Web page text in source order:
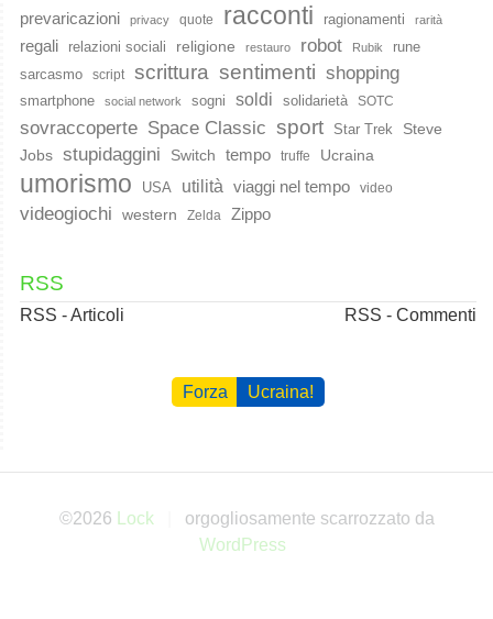
prevaricazioni privacy quote racconti ragionamenti rarità
regali relazioni sociali religione restauro robot Rubik
rune
sarcasmo
script scrittura sentimenti shopping
smartphone social network sogni soldi solidarietà SOTC
sovraccoperte Space Classic sport Star Trek
Steve
Jobs stupidaggini Switch tempo truffe Ucraina
umorismo USA utilità viaggi nel tempo video
videogiochi western Zelda Zippo
RSS
RSS - Articoli RSS - Commenti
Forza Ucraina!
©2026 Lock
orgogliosamente scarrozzato da
WordPress